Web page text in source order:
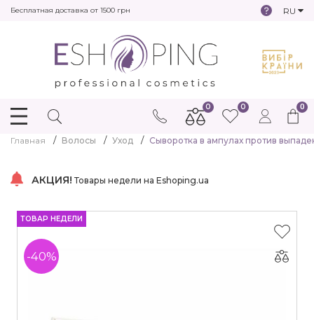
Бесплатная доставка от 1500 грн RU
0
0 0
Главная Волосы Уход Сыворотка в ампулах против
АКЦИЯ! Товары недели на Eshoping.ua
ТОВАР НЕДЕЛИ
-40%